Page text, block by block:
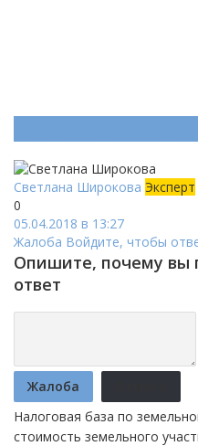
Светлана Широкова Эксперт
0
05.04.2018 в 13:27
Жалоба Войдите, чтобы
Опишите, почему вы
ответ
Жалоба
Налоговая база по
стоимость земельного